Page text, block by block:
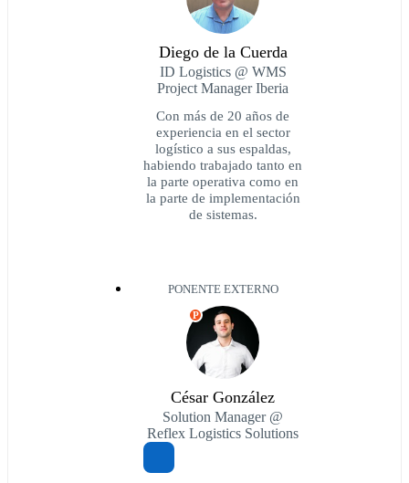
Diego de la Cuerda
ID Logistics @ WMS
Project Manager Iberia
Con más de 20 años de
experiencia en el sector
logístico a sus espaldas,
habiendo trabajado tanto en
la parte operativa como en
la parte de implementación
de sistemas.
PONENTE EXTERNO
P
César González
Solution Manager @
Reflex Logistics Solutions